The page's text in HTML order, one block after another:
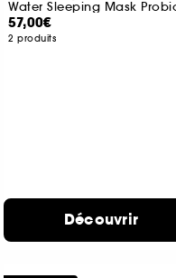
57,00€
2 produits
Découvrir